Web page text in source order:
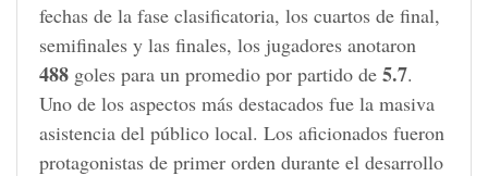
fechas de la fase clasificatoria, los cuartos de final,
semifinales y las finales, los jugadores anotaron
488 goles para un promedio por partido de 5.7.
Uno de los aspectos más destacados fue la masiva
asistencia del público local. Los aficionados fueron
protagonistas de primer orden durante el desarrollo